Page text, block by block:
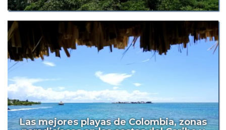
Las mejores playas de Colombia, zonas